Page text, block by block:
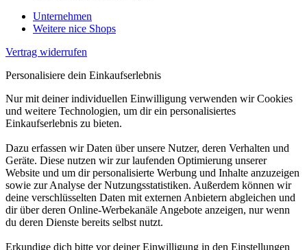
Unternehmen
Weitere nice Shops
Vertrag widerrufen
Personalisiere dein Einkaufserlebnis
Nur mit deiner individuellen Einwilligung verwenden wir Cookies
und weitere Technologien, um dir ein personalisiertes
Einkaufserlebnis zu bieten.
Dazu erfassen wir Daten über unsere Nutzer, deren Verhalten und
Geräte. Diese nutzen wir zur laufenden Optimierung unserer
Website und um dir personalisierte Werbung und Inhalte anzuzeigen
sowie zur Analyse der Nutzungsstatistiken. Außerdem können wir
deine verschlüsselten Daten mit externen Anbietern abgleichen und
dir über deren Online-Werbekanäle Angebote anzeigen, nur wenn
du deren Dienste bereits selbst nutzt.
Erkundige dich bitte vor deiner Einwilligung in den Einstellungen